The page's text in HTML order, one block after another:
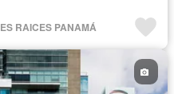
RAICES PANAMÁ